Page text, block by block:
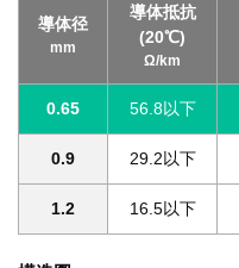
導体径
mm
導体抵抗
(20℃)
Ω/km
0.65 56.8以下
0.9 29.2以下
1.2 16.5以下